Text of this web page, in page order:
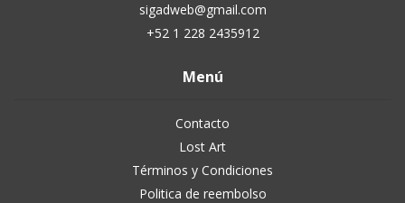
sigadweb@gmail.com
+52 1 228 2435912
Menú
Contacto
Lost Art
Términos y Condiciones
Politica de reembolso